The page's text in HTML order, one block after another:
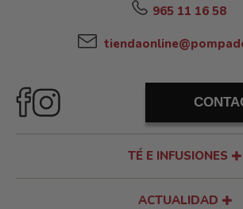
965 11 16 58
TÉ E INFUSIONES
ACTUALIDAD